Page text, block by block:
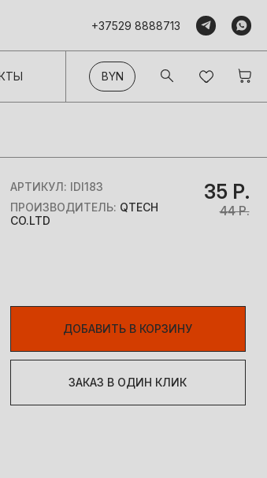
+37529 8888713
BYN
АРТИКУЛ: IDI183
ПРОИЗВОДИТЕЛЬ: QTECH
CO.LTD
35 Р.
44 Р.
ДОБАВИТЬ В КОРЗИНУ
ЗАКАЗ В ОДИН КЛИК